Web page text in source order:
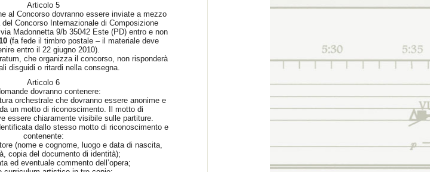
Articolo 5
al Concorso dovranno essere inviate a mezzo
Concorso Internazionale di Composizione
via Madonnetta 9/b 35042 Este (PD) entro e non
(fa fede il timbro postale – il materiale deve
entro il 22 giugno 2010).
che organizza il concorso, non risponderà
disguidi o ritardi nella consegna.
Articolo 6
dovranno contenere:
orchestrale che dovranno essere anonime e
un motto di riconoscimento. Il motto di
essere chiaramente visibile sulle partiture.
dallo stesso motto di riconoscimento e
contenente:
(nome e cognome, luogo e data di nascita,
copia del documento di identità);
ed eventuale commento dell’opera;